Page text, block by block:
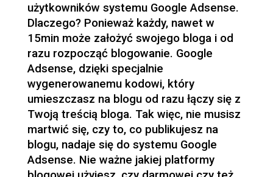
użytkowników systemu Google Adsense.
Dlaczego? Ponieważ każdy, nawet w
15min może założyć swojego bloga i od
razu rozpocząć blogowanie. Google
Adsense, dzięki specjalnie
wygenerowanemu kodowi, który
umieszczasz na blogu od razu łączy się z
Twoją treścią bloga. Tak więc, nie musisz
martwić się, czy to, co publikujesz na
blogu, nadaje się do systemu Google
Adsense. Nie ważne jakiej platformy